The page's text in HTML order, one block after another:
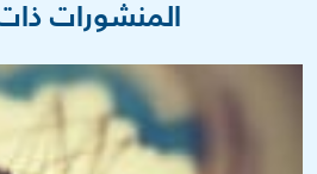
المنشورات